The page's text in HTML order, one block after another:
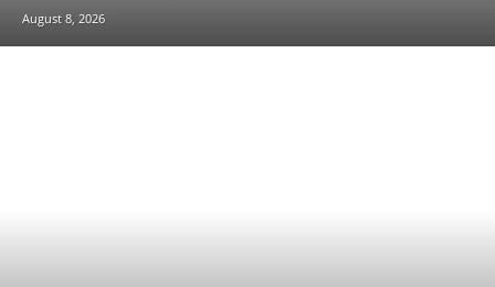
August 8, 2026